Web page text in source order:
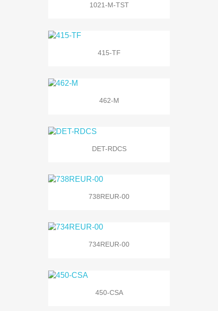
1021-M-TST
415-TF
462-M
DET-RDCS
738REUR-00
734REUR-00
450-CSA